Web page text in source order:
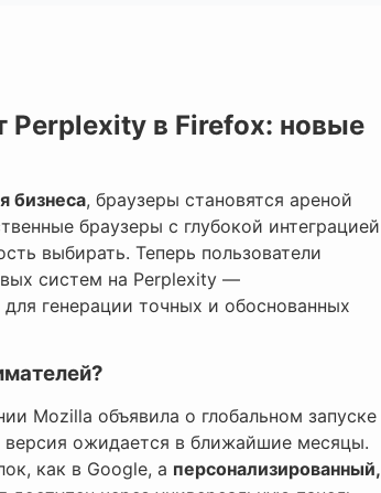
Perplexity в Firefox: новые
бизнеса, браузеры становятся ареной
браузеры с глубокой интеграцией
выбирать. Теперь пользователи
систем на Perplexity —
генерации точных и обоснованных
Mozilla объявила о глобальном запуске
ожидается в ближайшие месяцы.
как в Google, а персонализированный,